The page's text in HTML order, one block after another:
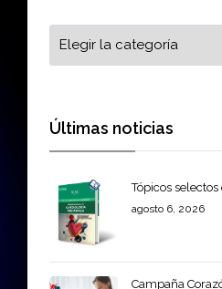
Últimas noticias
Tópicos
agosto 6, 2026
Campaña